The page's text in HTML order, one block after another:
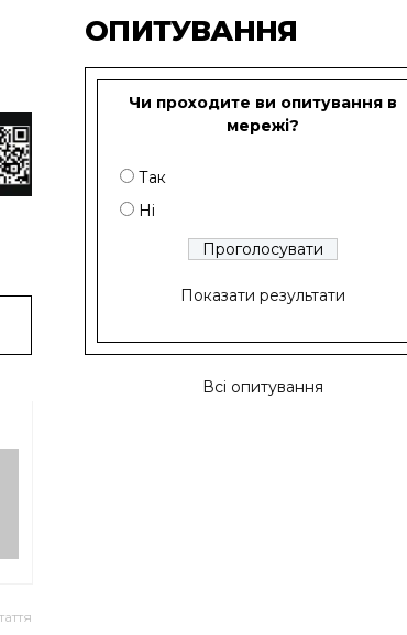
ОПИТУВАННЯ
Чи проходите ви опитування в
мережі?
Так
Ні
Показати результати
Всі опитування